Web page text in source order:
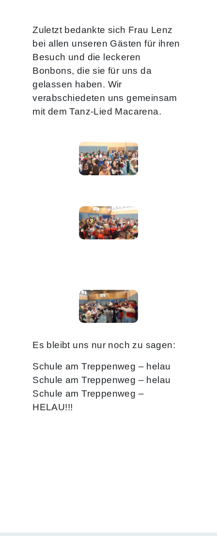
Zuletzt bedankte sich Frau Lenz
bei allen unseren Gästen für ihren
Besuch und die leckeren
Bonbons, die sie für uns da
gelassen haben. Wir
verabschiedeten uns gemeinsam
mit dem Tanz-Lied Macarena.
Es bleibt uns nur noch zu sagen:
Schule am Treppenweg – helau
Schule am Treppenweg – helau
Schule am Treppenweg –
HELAU!!!